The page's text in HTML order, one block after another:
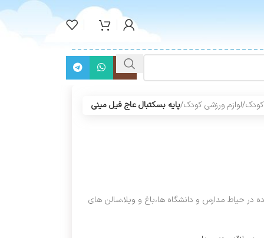
/لوازم ورزشی کودک/پایه بسکتبال عاج فیل مینی
در حیاط مدارس و دانشگاه ها،باغ و ویلا،سالن های